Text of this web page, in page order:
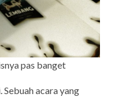
pas banget
acara yang